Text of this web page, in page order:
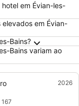
les-Bains
em Évian-les-
em Évian-
Bains?
Bains variam ao
2026